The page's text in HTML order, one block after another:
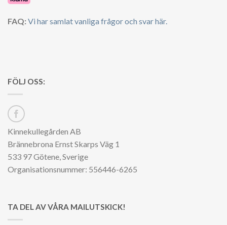
FAQ:Vi har samlat vanliga frågor och svar här.
FÖLJ OSS:
Kinnekullegården AB
Brännebrona Ernst Skarps Väg 1
533 97 Götene, Sverige
Organisationsnummer: 556446-6265
TA DEL AV VÅRA MAILUTSKICK!